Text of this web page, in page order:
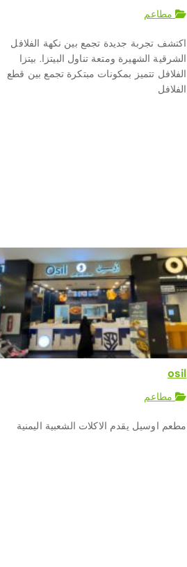
مطاعم
اكتشف تجربة جديدة تجمع بين نكهة الفلافل
الشرقية الشهيرة ومتعة تناول البيتزا. بيتزا
الفلافل تتميز بمكونات مبتكرة تجمع بين قطع
الفلافل
osil
مطاعم
مطعم اوسيل يقدم الاكلات الشعبية اليمنية